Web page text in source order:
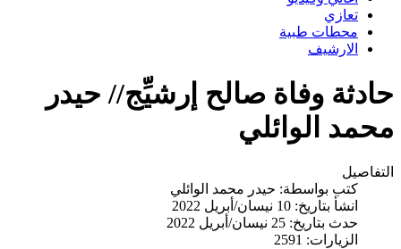
تعازي
محطات طبية
الارشيف
حادثة وفاة صالح إرشيِّج// حيدر
محمد الوائلي
التفاصيل
كتب بواسطة: حيدر محمد الوائلي
انشأ بتاريخ: 10 نيسان/أبريل 2022
حدث بتاريخ: 25 نيسان/أبريل 2022
الزيارات: 2591